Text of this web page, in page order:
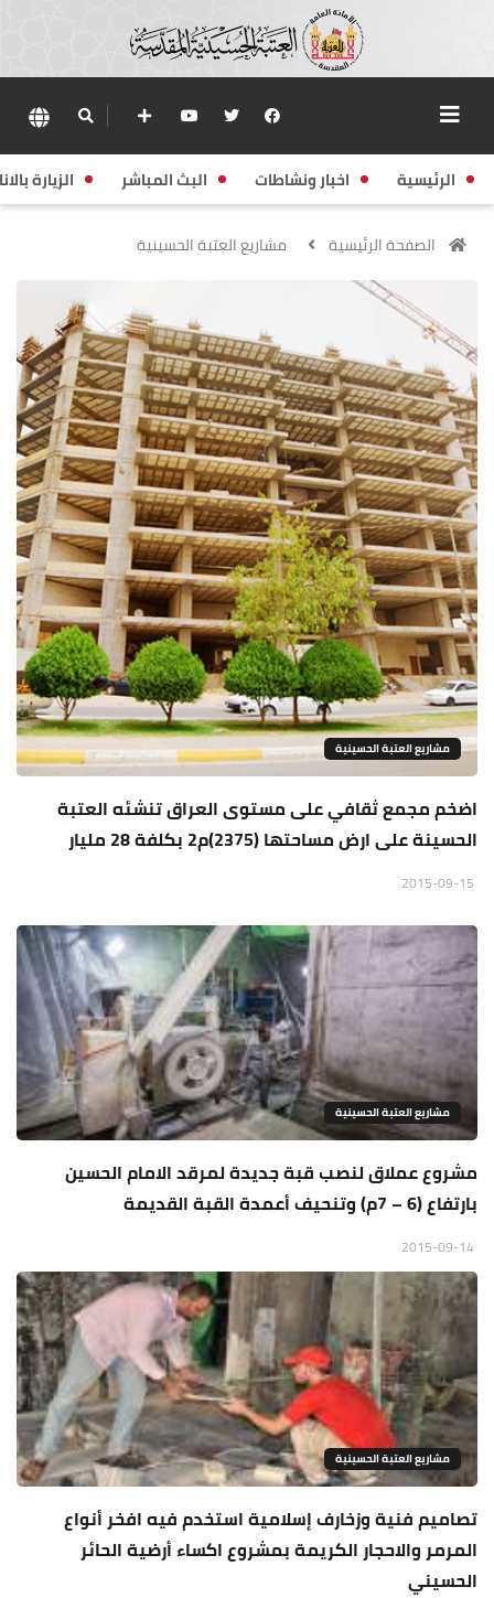
الرئيسية اخبار ونشاطات البث المباشر الزيارة
الصفحة الرئيسية مشاريع العتبة الحسينية
مشاريع العتبة الحسينية
اضخم مجمع ثقافي على مستوى العراق تنشئه العتبة
الحسينة على ارض مساحتها (2375)م2 بكلفة 28 مليار
مشاريع العتبة الحسينية
مشروع عملاق لنصب قبة جديدة لمرقد الامام الحسين
بارتفاع (6 – 7م) وتنحيف أعمدة القبة القديمة
مشاريع العتبة الحسينية
تصاميم فنية وزخارف إسلامية استخدم فيه افخر أنواع
المرمر والاحجار الكريمة بمشروع اكساء أرضية الحائر
الحسيني